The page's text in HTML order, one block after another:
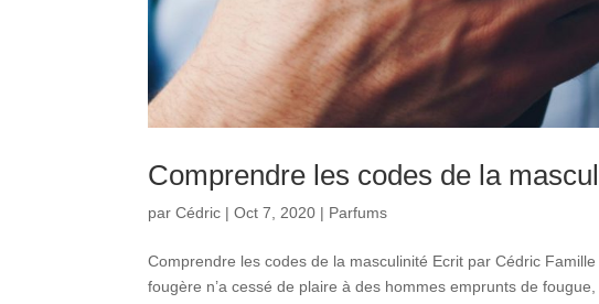
Comprendre les codes de la
parCédric |Oct 7, 2020 | Parfums
Comprendre les codes de la masculinité Ecrit par Cédric
fougère n’a cessé de plaire à des hommes emprunts de